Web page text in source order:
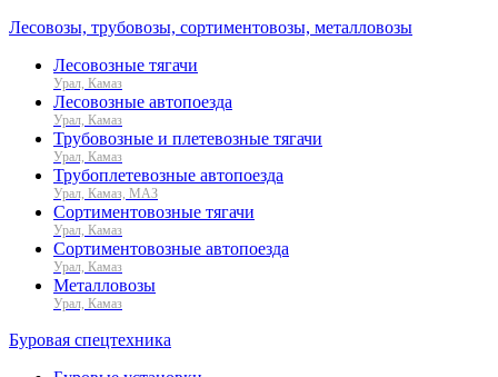
Лесовозы, трубовозы, сортиментовозы, металловозы
Лесовозные тягачи
Урал, Камаз
Лесовозные автопоезда
Урал, Камаз
Трубовозные и плетевозные тягачи
Урал, Камаз
Трубоплетевозные автопоезда
Урал, Камаз, МАЗ
Сортиментовозные тягачи
Урал, Камаз
Сортиментовозные автопоезда
Урал, Камаз
Металловозы
Урал, Камаз
Буровая спецтехника